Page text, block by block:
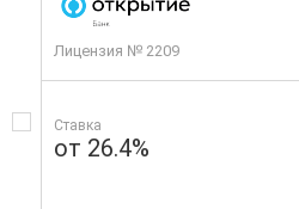
Лицензия № 2209
Ставка
от 26.4%